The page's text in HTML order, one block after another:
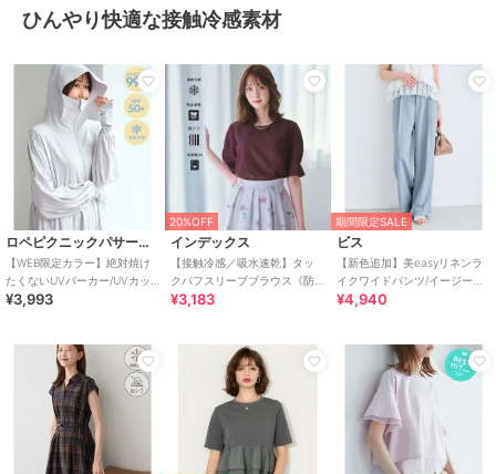
ひんやり快適な接触冷感素材
ロペピクニックパサージュ
【WEB限定カラー】絶対焼け
たくないUVパーカー/UVカッ
ト・接触冷感
¥3,993
20%OFF
インデックス
【接触冷感／吸水速乾】タッ
クパフスリーブブラウス《防
シワ／洗濯機OK／XS～3L／
¥3,183
期間限定SALE
ビス
【新色追加】美easyリネンラ
イクワイドパンツ/イージーケ
ア・接触冷感・セットアップ
¥4,940